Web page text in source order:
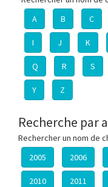
A
B C
I J K
Q R S
Y Z
Recherche par
Rechercher un nom de
2005
2006
2010 2011